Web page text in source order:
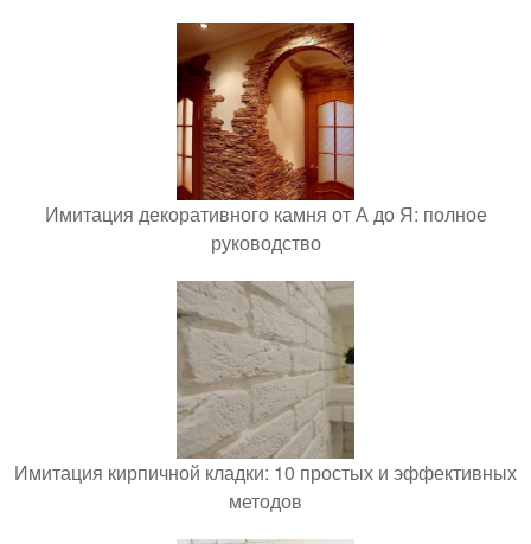
Имитация декоративного камня от А до Я: полное
руководство
Имитация кирпичной кладки: 10 простых и эффективных
методов